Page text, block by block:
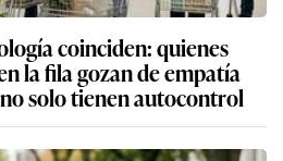
coinciden: quienes
la fila gozan de empatía
solo tienen autocontrol